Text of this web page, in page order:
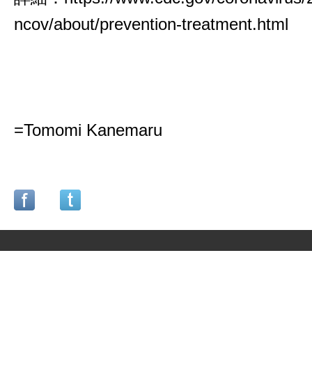
ncov/about/prevention-treatment.html
=Tomomi Kanemaru